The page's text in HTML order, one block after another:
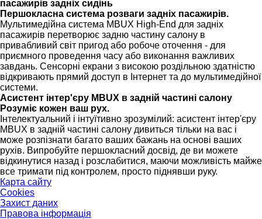
пасажирів задніх сидінь
Першокласна система розваги задніх пасажирів.
Мультимедійна система MBUX High-End для задніх
пасажирів перетворює задню частину салону в
привабливий світ пригод або робоче оточення - для
приємного проведення часу або виконання важливих
завдань. Сенсорні екрани з високою роздільною здатністю
відкривають прямий доступ в Інтернет та до мультимедійної
системи.
Асистент інтер'єру MBUX в задній частині салону
Розуміє кожен ваш рух.
Інтелектуальний і інтуїтивно зрозумілий: асистент інтер'єру
MBUX в задній частині салону дивиться тільки на вас і
може розпізнати багато ваших бажань на основі ваших
рухів. Випробуйте першокласний досвід, де ви можете
відкинутися назад і розслабитися, маючи можливість майже
все тримати під контролем, просто піднявши руку.
Карта сайту
Cookies
Захист даних
Правова інформація